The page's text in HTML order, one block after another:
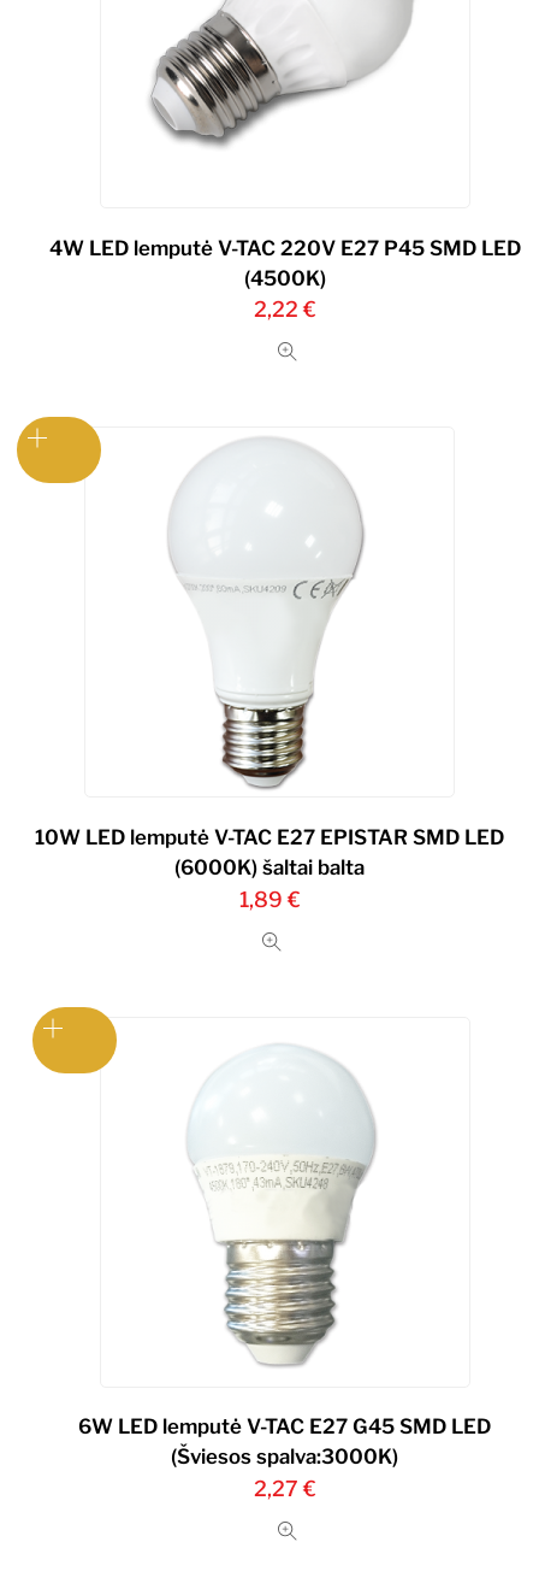
4W LED lemputė V-TAC 220V Е27 P45 SMD LED
(4500K)
2,22 €
10W LED lemputė V-TAC E27 EPISTAR SMD LED
(6000K) šaltai balta
1,89 €
6W LED lemputė V-TAC Е27 G45 SMD LED
(Šviesos spalva:3000K)
2,27 €